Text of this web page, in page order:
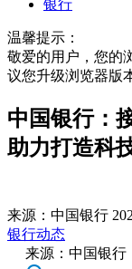
银行
温馨提示：
敬爱的用户，您的
议您升级浏览器版
中国银行：
助力打造科
来源： 中国银行
银行动态
来源：中国银行